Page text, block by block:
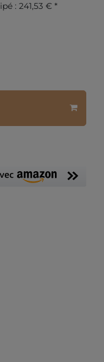
: 241,53 € *